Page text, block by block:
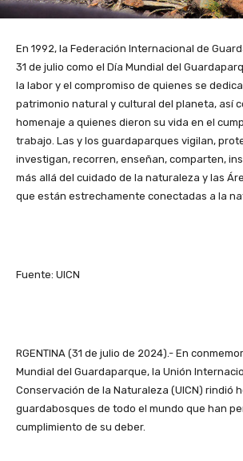
En 1992, la Federación Internacional de
31 de julio como el Día Mundial del
la labor y el compromiso de quienes se
patrimonio natural y cultural del planeta, así
homenaje a quienes dieron su vida en el
trabajo. Las y los guardaparques vigilan,
investigan, recorren, enseñan, comparten,
más allá del cuidado de la naturaleza y las
que están estrechamente conectadas a la
Fuente: UICN
RGENTINA (31 de julio de 2024).- En
Mundial del Guardaparque, la Unión
Conservación de la Naturaleza (UICN) rindió
guardabosques de todo el mundo que han
cumplimiento de su deber.